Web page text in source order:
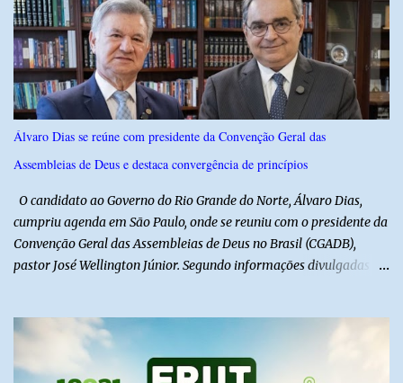
A primeira noite foi marcada por apresentações que
emocionaram o público, contando com as quadrilhas das escolas
municipais Félix Antônio e Walfredo Gurgel, o ritmo contagiante
dos Cangaceiros do Nordeste, a alegria do grupo da Melhor Idade
e o belíssimo espetáculo "Mulheres do Cangaço: o Fiar da
Resistência", do Alto em Cena. Para fechar a noite com muitas
gargalhadas e descontração, o humorista Titela do Ceará garantiu
a alegria de todos. E o melhor de tudo é que a festa continua com
mais dois dias de muita animação, reafirmando o sucesso ...
Álvaro Dias se reúne com presidente da Convenção Geral das
Assembleias de Deus e destaca convergência de princípios
O candidato ao Governo do Rio Grande do Norte, Álvaro Dias,
cumpriu agenda em São Paulo, onde se reuniu com o presidente da
Convenção Geral das Assembleias de Deus no Brasil (CGADB),
pastor José Wellington Júnior. Segundo informações divulgadas
político nacional e estadual. De acordo com a campanha de Álvaro
Dias, o pastor José Wellington Júnior manifestou apoio à
candidatura e ressaltou a importância da participação dos cristãos